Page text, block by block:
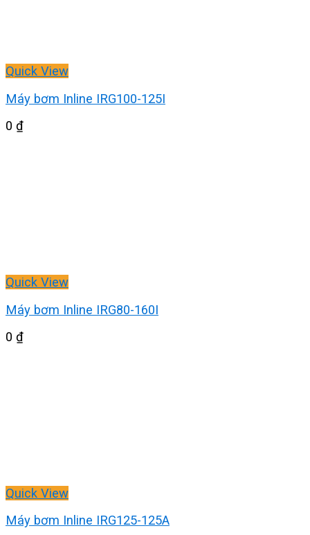
Quick View
Máy bơm Inline IRG100-125I
0 ₫
Quick View
Máy bơm Inline IRG80-160I
0 ₫
Quick View
Máy bơm Inline IRG125-125A